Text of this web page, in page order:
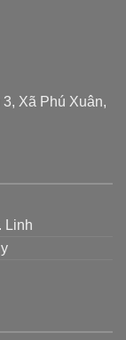
Xã Phú Xuân,
Linh